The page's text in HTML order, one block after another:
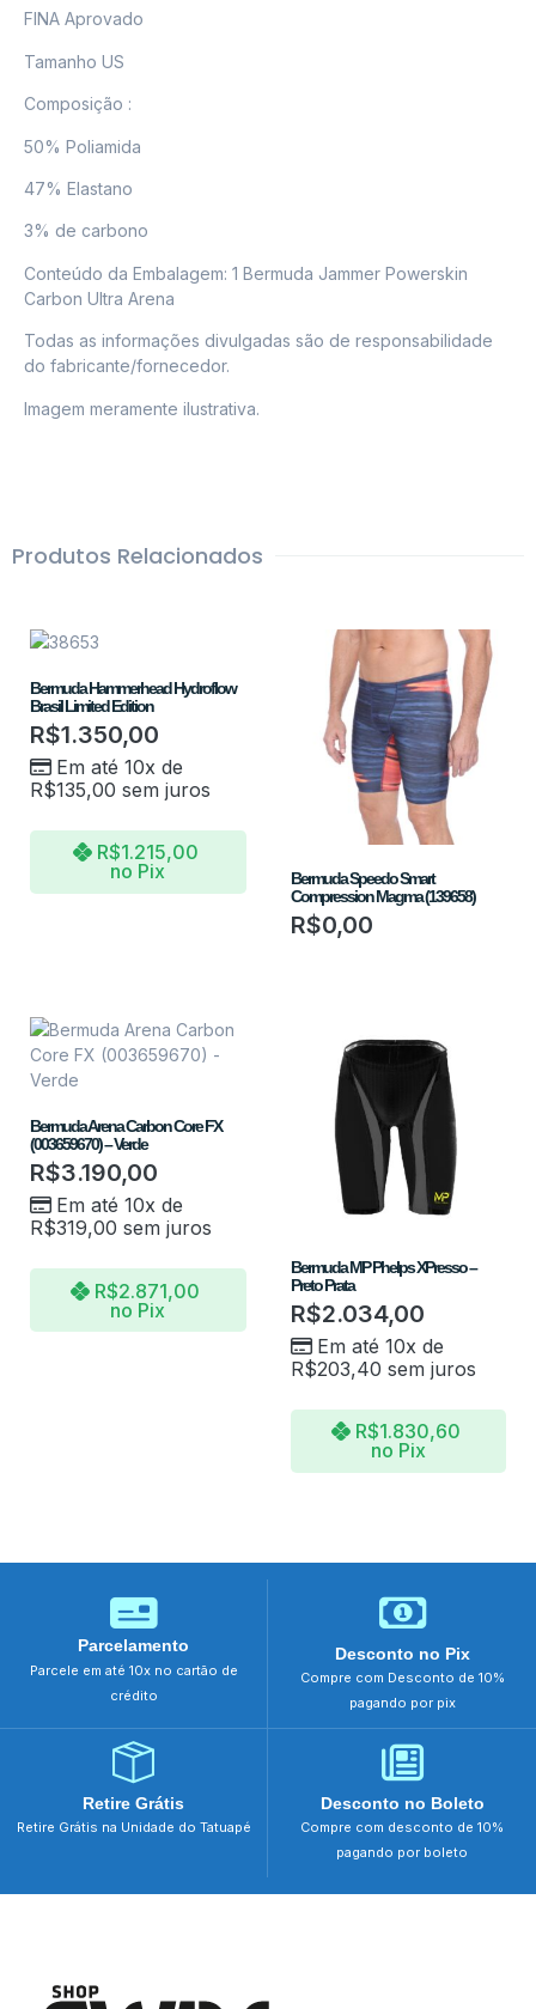
FINA Aprovado
Tamanho US
Composição :
50% Poliamida
47% Elastano
3% de carbono
Conteúdo da Embalagem: 1 Bermuda Jammer Powerskin
Carbon Ultra Arena
Todas as informações divulgadas são de responsabilidade
do fabricante/fornecedor.
Imagem meramente ilustrativa.
Produtos Relacionados
Bermuda Hammerhead Hydroflow
Brasil Limited Edition
R$1.350,00
Em até 10x de
R$135,00 sem juros
R$1.215,00
no Pix
Bermuda Speedo Smart
Compression Magma (139658)
R$0,00
Bermuda Arena Carbon Core FX
(003659670) – Verde
R$3.190,00
Em até 10x de
R$319,00 sem juros
R$2.871,00
no Pix
Bermuda MP Phelps XPresso –
Preto Prata
R$2.034,00
Em até 10x de
R$203,40 sem juros
R$1.830,60
no Pix
Parcelamento
Parcele em até 10x no cartão de
crédito
Desconto no Pix
Compre com Desconto de 10%
pagando por pix
Retire Grátis
Retire Grátis na Unidade do Tatuapé
Desconto no Boleto
Compre com desconto de 10%
pagando por boleto